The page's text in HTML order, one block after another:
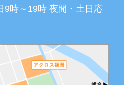
9時～19時 夜間・土日応